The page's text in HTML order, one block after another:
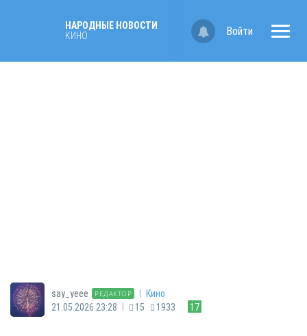
НАРОДНЫЕ НОВОСТИ
КИНО
Войти
say_yeee РЕДАКТОР |
Кино
21.05.2026 23:28 | 15 1933 17